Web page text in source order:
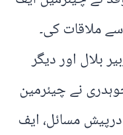
ملاقات کی۔
بلال اور دیگر
نے چیئرمین
مسائل، ایف